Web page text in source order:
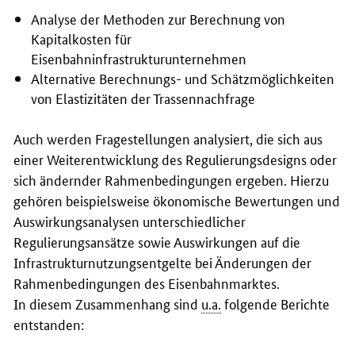
Analyse der Methoden zur Berechnung von
Kapitalkosten für
Eisenbahninfrastrukturunternehmen
Alternative Berechnungs- und Schätzmöglichkeiten
von Elastizitäten der Trassennachfrage
Auch werden Fragestellungen analysiert, die sich aus
einer Weiterentwicklung des Regulierungsdesigns oder
sich ändernder Rahmenbedingungen ergeben. Hierzu
gehören beispielsweise ökonomische Bewertungen und
Auswirkungsanalysen unterschiedlicher
Regulierungsansätze sowie Auswirkungen auf die
Infrastrukturnutzungsentgelte bei Änderungen der
Rahmenbedingungen des Eisenbahnmarktes.
In diesem Zusammenhang sind u.a. folgende Berichte
entstanden: